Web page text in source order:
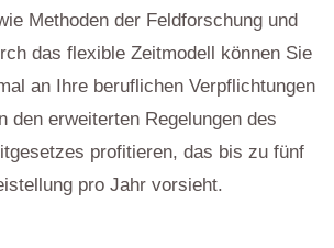
Methoden der Feldforschung und
das flexible Zeitmodell können Sie
an Ihre beruflichen Verpflichtungen
den erweiterten Regelungen des
profitieren, das bis zu fünf
pro Jahr vorsieht.